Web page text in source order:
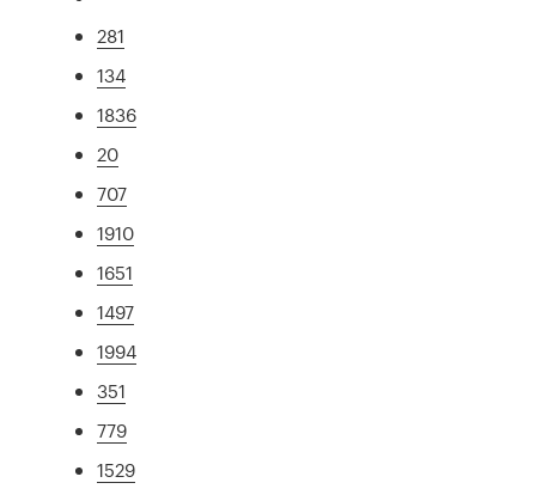
281
134
1836
20
707
1910
1651
1497
1994
351
779
1529